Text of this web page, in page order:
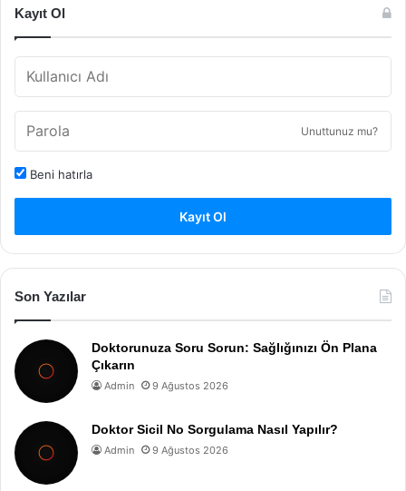
Kayıt Ol
Unuttunuz mu?
Beni hatırla
Kayıt Ol
Son Yazılar
Doktorunuza Soru Sorun: Sağlığınızı Ön Plana
Çıkarın
Admin 9 Ağustos 2026
Doktor Sicil No Sorgulama Nasıl Yapılır?
Admin 9 Ağustos 2026